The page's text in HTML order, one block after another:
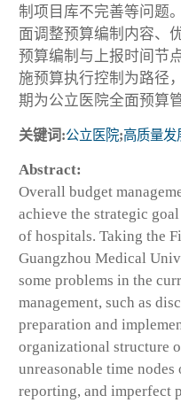
制项目库不完善等问题
面调整预算编制内容、
预算编制与上报时间节
施预算执行控制为路径
期为公立医院全面预算
关键词:公立医院;高质量发
Abstract:
Overall budget
achieve the strategic
of hospitals. Taking the
Guangzhou Medical
some problems in the
management, such as
preparation and
organizational structure
unreasonable time
reporting, and imperfect